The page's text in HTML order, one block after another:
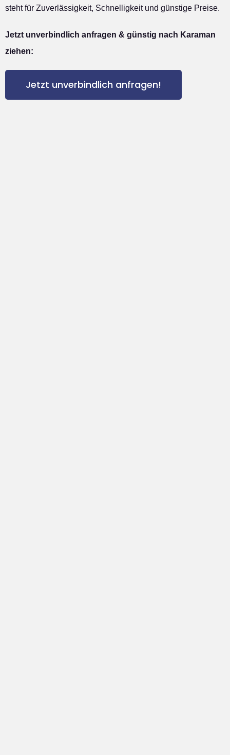
steht für Zuverlässigkeit, Schnelligkeit und günstige Preise.
Jetzt unverbindlich anfragen & günstig nach Karaman
ziehen:
Jetzt unverbindlich anfragen!